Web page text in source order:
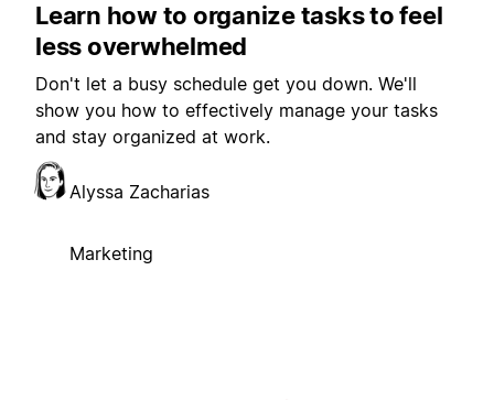
Learn how to organize tasks to feel
less overwhelmed
Don't let a busy schedule get you down. We'll
show you how to effectively manage your tasks
and stay organized at work.
Alyssa Zacharias
Marketing